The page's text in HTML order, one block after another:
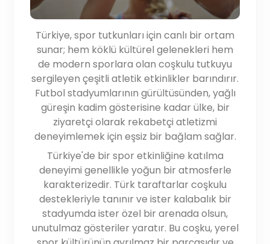
Türkiye, spor tutkunları için canlı bir ortam
sunar; hem köklü kültürel gelenekleri hem
de modern sporlara olan coşkulu tutkuyu
sergileyen çeşitli atletik etkinlikler barındırır.
Futbol stadyumlarının gürültüsünden, yağlı
güreşin kadim gösterisine kadar ülke, bir
ziyaretçi olarak rekabetçi atletizmi
deneyimlemek için eşsiz bir bağlam sağlar.
Türkiye'de bir spor etkinliğine katılma
deneyimi genellikle yoğun bir atmosferle
karakterizedir. Türk taraftarlar coşkulu
destekleriyle tanınır ve ister kalabalık bir
stadyumda ister özel bir arenada olsun,
unutulmaz gösteriler yaratır. Bu coşku, yerel